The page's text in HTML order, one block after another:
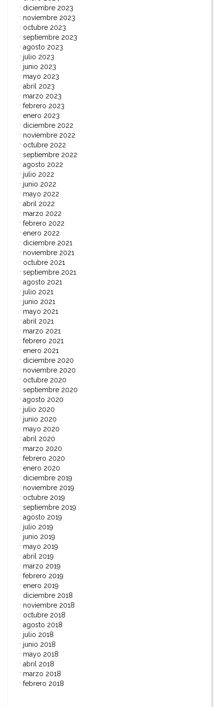
diciembre 2023
noviembre 2023
octubre 2023
septiembre 2023
agosto 2023
julio 2023
junio 2023
mayo 2023
abril 2023
marzo 2023
febrero 2023
enero 2023
diciembre 2022
noviembre 2022
octubre 2022
septiembre 2022
agosto 2022
julio 2022
junio 2022
mayo 2022
abril 2022
marzo 2022
febrero 2022
enero 2022
diciembre 2021
noviembre 2021
octubre 2021
septiembre 2021
agosto 2021
julio 2021
junio 2021
mayo 2021
abril 2021
marzo 2021
febrero 2021
enero 2021
diciembre 2020
noviembre 2020
octubre 2020
septiembre 2020
agosto 2020
julio 2020
junio 2020
mayo 2020
abril 2020
marzo 2020
febrero 2020
enero 2020
diciembre 2019
noviembre 2019
octubre 2019
septiembre 2019
agosto 2019
julio 2019
junio 2019
mayo 2019
abril 2019
marzo 2019
febrero 2019
enero 2019
diciembre 2018
noviembre 2018
octubre 2018
agosto 2018
julio 2018
junio 2018
mayo 2018
abril 2018
marzo 2018
febrero 2018